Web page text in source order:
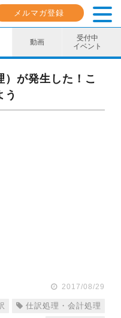
メルマガ登録
動画
受付中
イベント
）が発生した！こ
う
2017/08/29
仕訳処理・会計処理